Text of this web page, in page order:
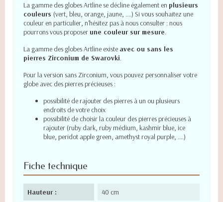
La gamme des globes Artline se décline également en plusieurs
couleurs (vert, bleu, orange, jaune, ....) Si vous souhaitez une
couleur en particulier, n'hésitez pas à nous consulter : nous
pourrons vous proposer une couleur sur mesure.
La gamme des globes Artline existe avec ou sans les
pierres Zirconium de Swarovki.
Pour la version sans Zirconium, vous pouvez personnaliser votre
globe avec des pierres précieuses :
possibilité de rajouter des pierres à un ou plusieurs
endroits de votre choix
possibilité de choisir la couleur des pierres précieuses à
rajouter (ruby dark, ruby médium, kashmir blue, ice
blue, peridot apple green, amethyst royal purple, ....)
Fiche technique
Hauteur : 40 cm